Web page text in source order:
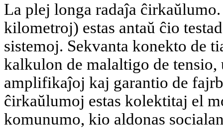
La plej longa radaĵa
kilometroj) estas antaŭ ĉio
sistemoj. Sekvanta konekto de
kalkulon de malaltigo de tensio,
amplifikaĵoj kaj garantio de
ĉirkaŭlumoj estas kolektitaj el
komunumo, kio aldonas